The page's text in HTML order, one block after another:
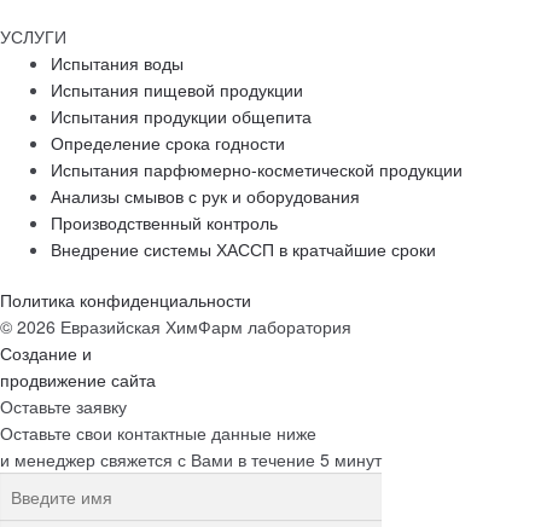
УСЛУГИ
Испытания воды
Испытания пищевой продукции
Испытания продукции общепита
Определение срока годности
Испытания парфюмерно-косметической продукции
Анализы смывов с рук и оборудования
Производственный контроль
Внедрение системы ХАССП в кратчайшие сроки
Политика конфиденциальности
© 2026 Евразийская ХимФарм лаборатория
Создание и
продвижение сайта
Оставьте заявку
Оставьте свои контактные данные ниже
и менеджер свяжется с Вами в течение 5 минут